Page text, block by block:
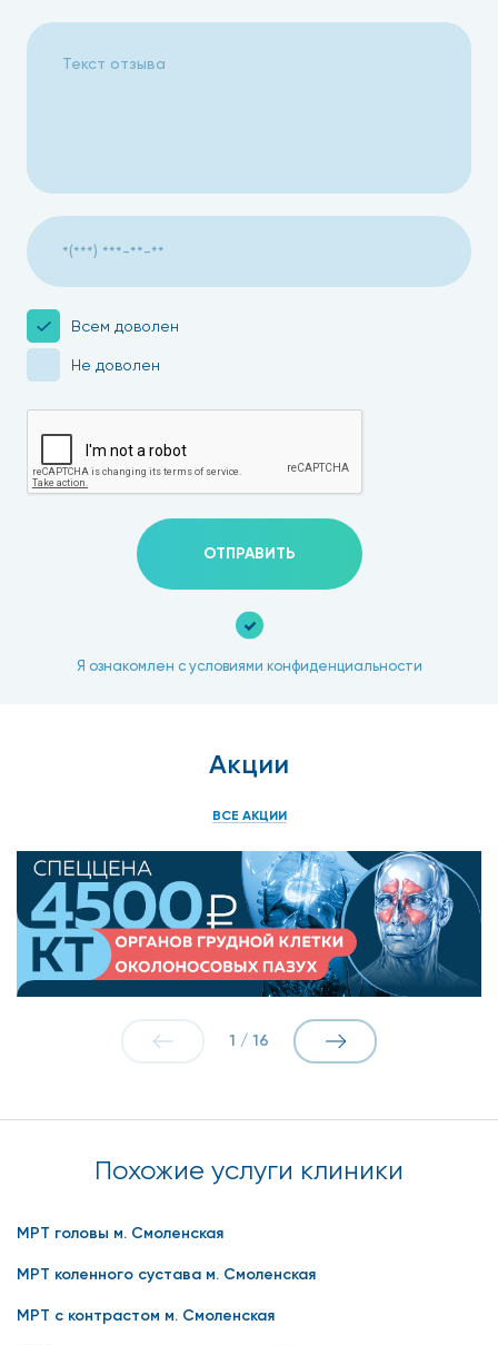
Всем доволен
Не доволен
ОТПРАВИТЬ
Я ознакомлен с условиями конфиденциальности
Акции
ВСЕ АКЦИИ
1 / 16
Похожие услуги клиники
МРТ головы м. Смоленская
МРТ коленного сустава м. Смоленская
МРТ с контрастом м. Смоленская